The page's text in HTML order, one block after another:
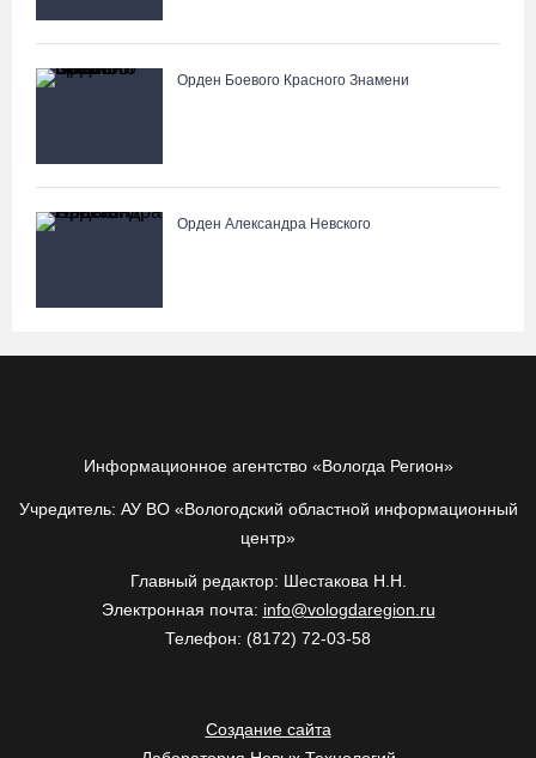
Орден Боевого Красного Знамени
Орден Александра Невского
Информационное агентство «Вологда Регион»
Учредитель: АУ ВО «Вологодский областной информационный
центр»
Главный редактор: Шестакова Н.Н.
Электронная почта: info@vologdaregion.ru
Телефон: (8172) 72-03-58
Создание сайта